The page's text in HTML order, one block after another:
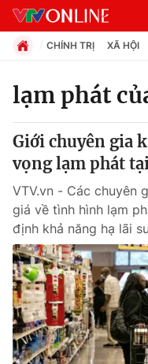
Chuyên mục
Chính trị
Xã hội
Pháp luật
Y tế
Thế giới
CHÍNH TRỊ XÃ HỘI
lạm phát
Giới chuyên gia
vọng lạm phát
VTV.vn - Các chuyên
giá về tình hình lạm
định khả năng hạ lãi